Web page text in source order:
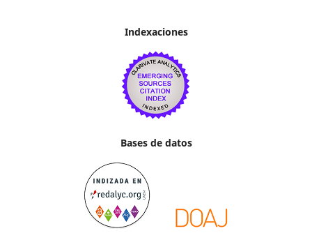
Indexaciones
Bases de datos